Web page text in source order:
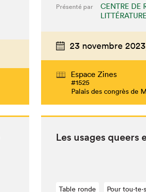
Présenté par
CENTRE DE
23 novembre
Espace Zines
#1525
Palais des congrès de
Les usages queers
Table ronde Pour tou⋅te⋅s